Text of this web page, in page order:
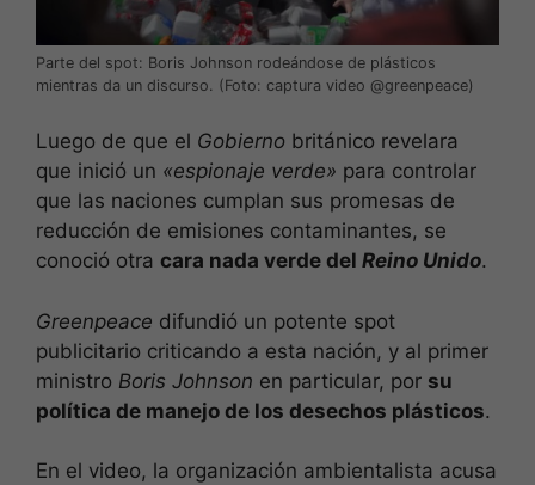
Parte del spot: Boris Johnson rodeándose de plásticos
mientras da un discurso. (Foto: captura video @greenpeace)
Luego de que el Gobierno británico revelara
que inició un «espionaje verde» para controlar
que las naciones cumplan sus promesas de
reducción de emisiones contaminantes, se
conoció otra cara nada verde del Reino Unido.
Greenpeace difundió un potente spot
publicitario criticando a esta nación, y al primer
ministro Boris Johnson en particular, por su
política de manejo de los desechos plásticos.
En el video, la organización ambientalista acusa